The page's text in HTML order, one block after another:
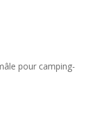
pour camping-